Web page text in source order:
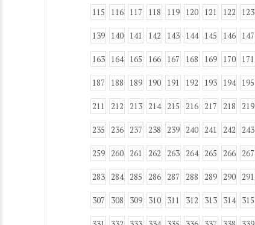
115 116 117 118 119 120 121 122 123
139 140 141 142 143 144 145 146 147
163 164 165 166 167 168 169 170 171
187 188 189 190 191 192 193 194 195
211 212 213 214 215 216 217 218 219
235 236 237 238 239 240 241 242 243
259 260 261 262 263 264 265 266 267
283 284 285 286 287 288 289 290 291
307 308 309 310 311 312 313 314 315